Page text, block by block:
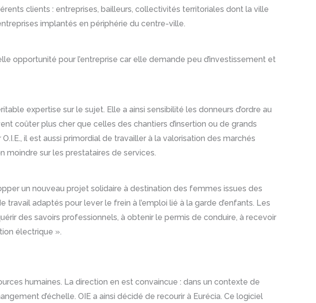
clients : entreprises, bailleurs, collectivités territoriales dont la ville
implantés en périphérie du centre-ville.
opportunité pour l’entreprise car elle demande peu d’investissement et
expertise sur le sujet. Elle a ainsi sensibilité les donneurs d’ordre au
coûter plus cher que celles des chantiers d’insertion ou de grands
il est aussi primordial de travailler à la valorisation des marchés
moindre sur les prestataires de services.
un nouveau projet solidaire à destination des femmes issues des
travail adaptés pour lever le frein à l’emploi lié à la garde d’enfants. Les
des savoirs professionnels, à obtenir le permis de conduire, à recevoir
électrique ».
humaines. La direction en est convaincue : dans un contexte de
d’échelle. OIE a ainsi décidé de recourir à Eurécia. Ce logiciel